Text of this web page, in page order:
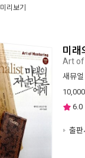
미리보기
미래
Art of
새뮤
10,000
6.0
출판